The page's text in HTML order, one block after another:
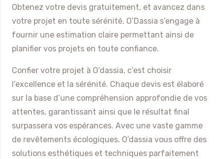
Obtenez votre devis gratuitement, et avancez dans
votre projet en toute sérénité. O’Dassia s’engage à
fournir une estimation claire permettant ainsi de
planifier vos projets en toute confiance.
Confier votre projet à O’dassia, c’est choisir
l’excellence et la sérénité. Chaque devis est élaboré
sur la base d’une compréhension approfondie de vos
attentes, garantissant ainsi que le résultat final
surpassera vos espérances. Avec une vaste gamme
de revêtements écologiques, O’dassia vous offre des
solutions esthétiques et techniques parfaitement